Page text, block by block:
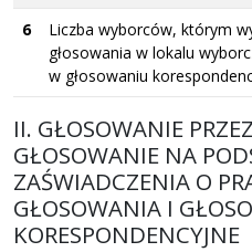
6
Liczba wyborców, którym
głosowania w lokalu
w głosowaniu
II. GŁOSOWANIE
GŁOSOWANIE NA
ZAŚWIADCZENIA O
GŁOSOWANIA I
KORESPONDENCYJNE